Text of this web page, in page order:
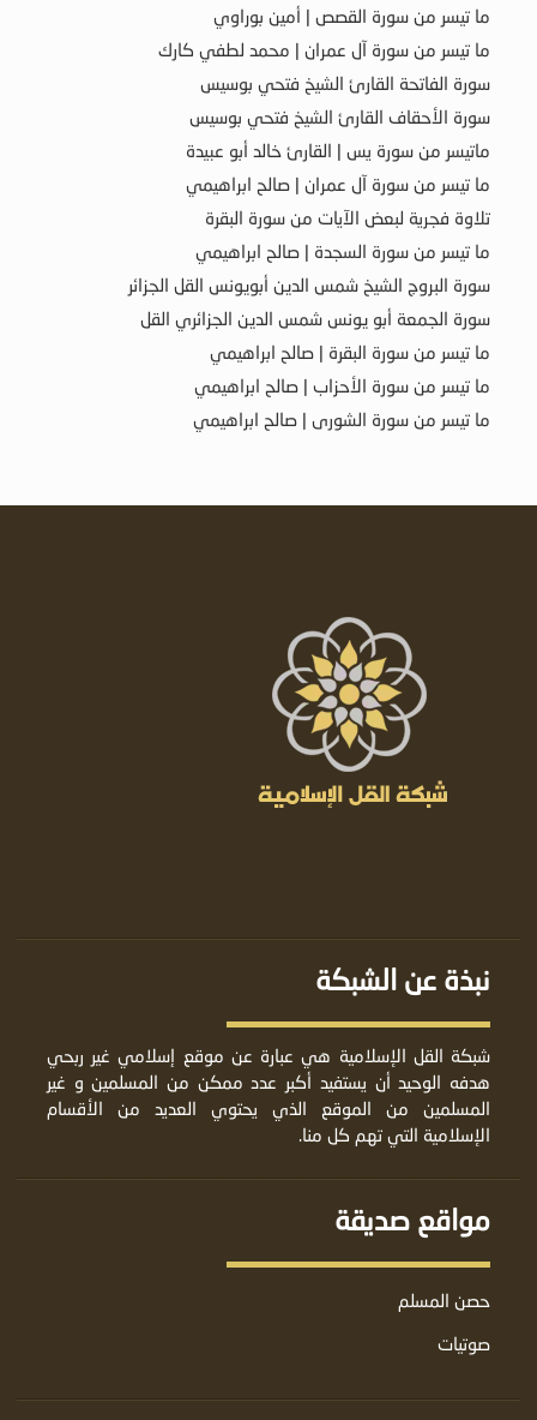
ما تيسر من سورة القصص | أمين بوراوي
ما تيسر من سورة آل عمران | محمد لطفي كارك
سورة الفاتحة القارئ الشيخ فتحي بوسيس
سورة الأحقاف القارئ الشيخ فتحي بوسيس
ماتيسر من سورة يس | القارئ خالد أبو عبيدة
ما تيسر من سورة آل عمران | صالح ابراهيمي
تلاوة فجرية لبعض الآيات من سورة البقرة
ما تيسر من سورة السجدة | صالح ابراهيمي
سورة البروج الشيخ شمس الدين أبويونس القل الجزائر
سورة الجمعة أبو يونس شمس الدين الجزائري القل
ما تيسر من سورة البقرة | صالح ابراهيمي
ما تيسر من سورة الأحزاب | صالح ابراهيمي
ما تيسر من سورة الشورى | صالح ابراهيمي
نبذة عن الشبكة
شبكة القل الإسلامية هي عبارة عن موقع إسلامي غير ربحي
هدفه الوحيد أن يستفيد أكبر عدد ممكن من المسلمين و غير
المسلمين من الموقع الذي يحتوي العديد من الأقسام
الإسلامية التي تهم كل منا.
مواقع صديقة
حصن المسلم
صوتيات